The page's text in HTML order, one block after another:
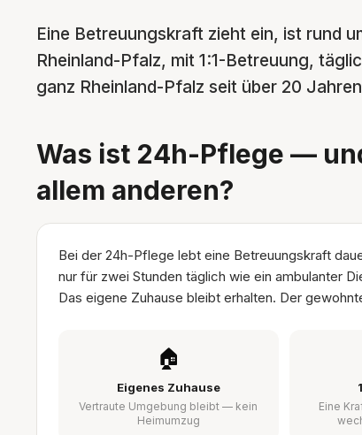
Eine Betreuungskraft zieht ein, ist rund
Rheinland-Pfalz, mit 1:1-Betreuung,
ganz Rheinland-Pfalz seit über 20
Was ist 24h-Pflege —
allem anderen?
Bei der 24h-Pflege lebt eine Betreuungskraft
nur für zwei Stunden täglich wie ein ambulanter
Das eigene Zuhause bleibt erhalten. Der
🏠
Eigenes Zuhause
Vertraute Umgebung bleibt — kein
Heimumzug
Eine